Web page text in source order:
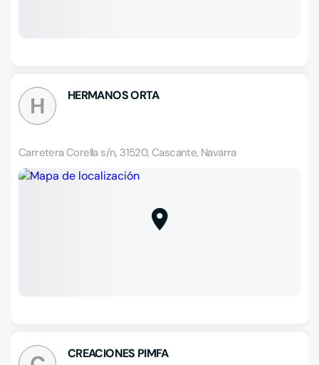
H HERMANOS ORTA
Carretera Corella s/n, 31520, Cascante, Navarra
CREACIONES PIMFA